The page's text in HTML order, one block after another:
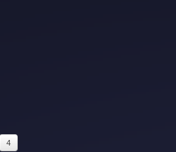
4